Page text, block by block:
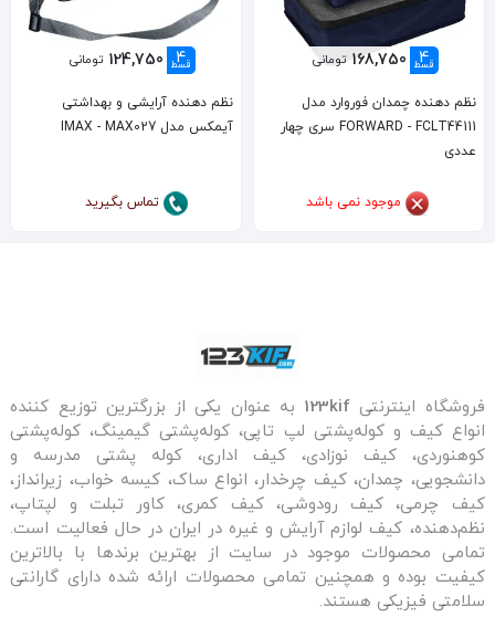
4
قسط 168,750 تومانی
نظم دهنده چمدان فوروارد مدل
FORWARD - FCLT44111 سری چهار
عددی
موجود نمی باشد
4
قسط 124,750 تومانی
نظم دهنده آرایشی و بهداشتی
آیمکس مدل IMAX - MAX027
تماس بگیرید
فروشگاه اینترنتی 123kif به عنوان یکی از بزرگترین توزیع کننده
انواع کیف و کوله‌پشتی لپ تاپی، کوله‌پشتی گیمینگ، کوله‌پشتی
کوهنوردی، کیف نوزادی، کیف اداری، کوله پشتی مدرسه و
دانشجویی، چمدان، کیف چرخدار، انواع ساک، کیسه خواب، زیرانداز،
کیف چرمی، کیف رودوشی، کیف کمری، کاور تبلت و لپتاپ،
نظم‌دهنده، کیف لوازم آرایش و غیره در ایران در حال فعالیت است.
تمامی محصولات موجود در سایت از بهترین برندها با بالاترین
کیفیت بوده و همچنین تمامی محصولات ارائه شده دارای گارانتی
سلامتی فیزیکی هستند.